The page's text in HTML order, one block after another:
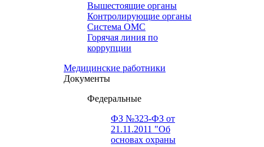
Вышестоящие органы
Контролирующие органы
Система ОМС
Горячая линия по
коррупции
Медицинские работники
Документы
Федеральные
ФЗ №323-ФЗ от
21.11.2011 "Об
основах охраны